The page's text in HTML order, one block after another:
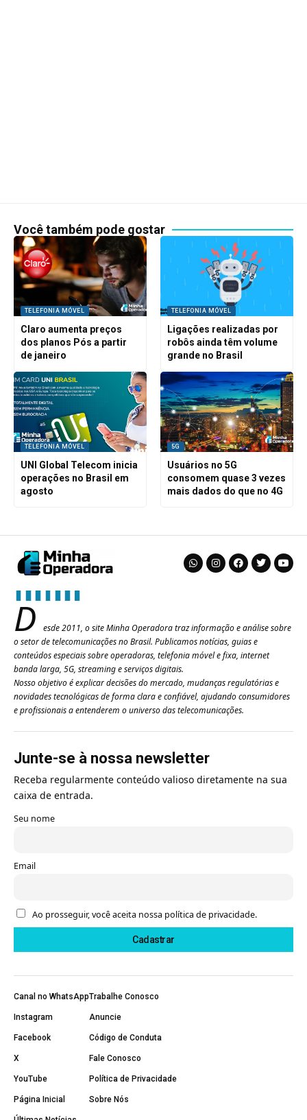
Você também pode gostar
TELEFONIA MÓVEL
Claro aumenta preços
dos planos Pós a partir
de janeiro
TELEFONIA MÓVEL
Ligações realizadas por
robôs ainda têm volume
grande no Brasil
TELEFONIA MÓVEL
UNI Global Telecom inicia
operações no Brasil em
agosto
5G
Usuários no 5G
consomem quase 3 vezes
mais dados do que no 4G
D
esde 2011, o site Minha Operadora traz informação e análise sobre
o setor de telecomunicações no Brasil. Publicamos notícias, guias e
conteúdos especiais sobre operadoras, telefonia móvel e fixa, internet
banda larga, 5G, streaming e serviços digitais.
Nosso objetivo é explicar decisões do mercado, mudanças regulatórias e
novidades tecnológicas de forma clara e confiável, ajudando consumidores
e profissionais a entenderem o universo das telecomunicações.
Junte-se à nossa newsletter
Receba regularmente conteúdo valioso diretamente na sua
caixa de entrada.
Seu nome
Email
Ao prosseguir, você aceita nossa política de privacidade.
Canal no WhatsApp
Instagram
Facebook
X
YouTube
Página Inicial
Trabalhe Conosco
Anuncie
Código de Conduta
Fale Conosco
Política de Privacidade
Sobre Nós